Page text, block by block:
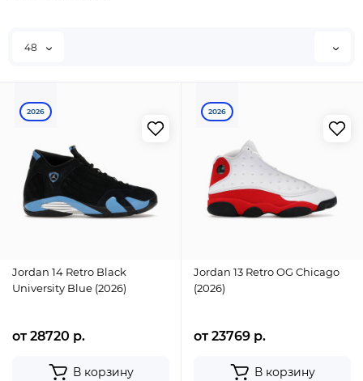
48
2026
Jordan 14 Retro Black
University Blue (2026)
от 28720 р.
В корзину
2026
Jordan 13 Retro OG Chicago
(2026)
от 23769 р.
В корзину